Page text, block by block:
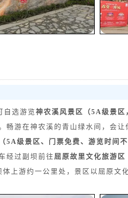
自选游览 神农溪风景区（5A级景区
游在神农溪的青山绿水间，会让
5A级景区、门票免费、游览时间不
经过副坝前往 屈原故里文化旅游
上游约一公里处，景区以屈原文